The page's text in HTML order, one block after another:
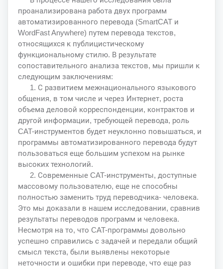
проанализирована работа двух программ
автоматизированного перевода (SmartCAT и
WordFast Anywhere) путем перевода текстов,
относящихся к публицистическому
функциональному стилю. В результате
сопоставительного анализа текстов, мы пришли к
следующим заключениям:
1. С развитием межнационального языкового
общения, в том числе и через Интернет, роста
объема деловой корреспонденции, контрактов и
другой информации, требующей перевода, роль
CAT-инструментов будет неуклонно повышаться, и
программы автоматизированного перевода будут
пользоваться еще большим успехом на рынке
высоких технологий.
2. Современные CAT-инструменты, доступные
массовому пользователю, еще не способны
полностью заменить труд переводчика- человека.
Это мы доказали в нашем исследовании, сравнив
результаты переводов программ и человека.
Несмотря на то, что CAT-программы довольно
успешно справились с задачей и передали общий
смысл текста, были выявлены некоторые
неточности и ошибки при переводе, что еще раз